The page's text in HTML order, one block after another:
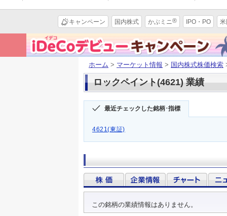
キャンペーン 国内株式 かぶミニ® IPO・PO
ホーム > マーケット情報 > 国内株式株価検索
ロックペイント(4621) 業績
最近チェックした銘柄･指標
4621(東証)